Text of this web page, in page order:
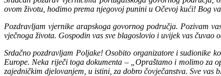
ovom životu, hodimo prema njegovoj punini u Očevoj kući! Bog
Pozdravljam vjernike arapskoga govornog područja. Pozivam
vječnoga života. Gospodin vas sve blagoslovio i uvijek vas čuvao
Srdačno pozdravljam Poljake! Osobito organizatore i sudionike
Europe. Neka riječi toga dokumenta – „Opraštamo i molimo za
zajedničkim djelovanjem, u istini, za dobro čovječanstva. Sve vas